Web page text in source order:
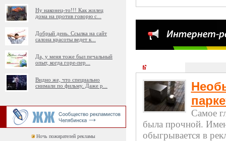
Ну наконец-то!!! Как жилец
дома на против говорю с
Добрый день. Ссылка на сайт
салона красоты ведет к
Да, у меня тоже был печальный
опыт, когда горе-пер
Видно же, что специально
снимали по фильму. Даже р
Ночь пожирателей рекламы
Самое
была прочной.
обыгрывается в